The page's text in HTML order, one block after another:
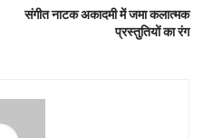
संगीत नाटक अकादमी में जमा कलात्मक
प्रस्तुतियों का रंग